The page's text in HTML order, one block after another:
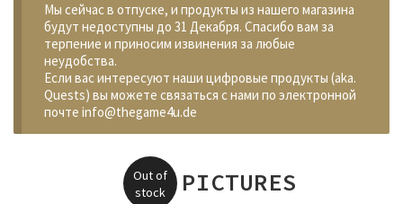
Мы сейчас в отпуске, и продукты из нашего магазина
будут недоступны до 31 Декабря. Спасибо вам за
терпение и приносим извинения за любые
неудобства.
Если вас интересуют наши цифровые продукты (aka.
Quests) вы можете связаться с нами по электронной
почте info@thegame4u.de
Out of
stock
PICTURES